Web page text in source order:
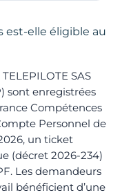
est-elle éligible au
SAS
sont enregistrées
Compétences
Personnel de
un ticket
(décret 2026-234)
Les demandeurs
bénéficient d’une